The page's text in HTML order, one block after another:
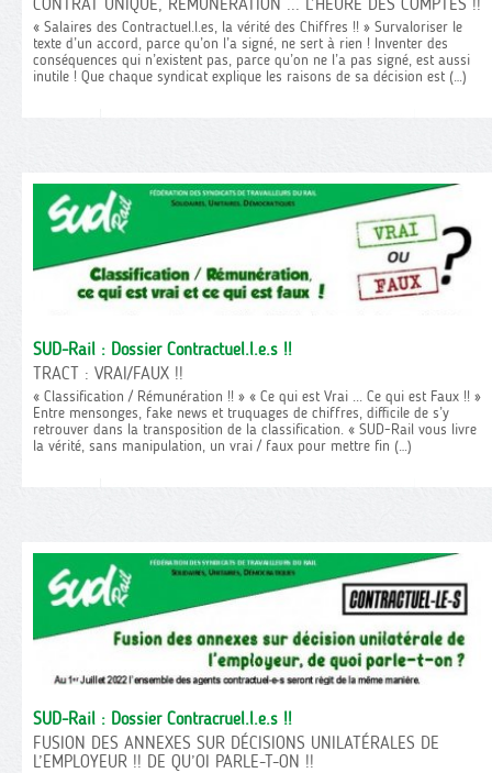
« Salaires des Contractuel.l.es, la vérité des Chiffres !! » Survaloriser le
texte d’un accord, parce qu’on l’a signé, ne sert à rien ! Inventer des
conséquences qui n’existent pas, parce qu’on ne l’a pas signé, est aussi
inutile ! Que chaque syndicat explique les raisons de sa décision est (…)
SUD-Rail : Dossier Contractuel.l.e.s !!
TRACT : VRAI/FAUX !!
« Classification / Rémunération !! » « Ce qui est Vrai ... Ce qui est Faux !! »
Entre mensonges, fake news et truquages de chiffres, difficile de s’y
retrouver dans la transposition de la classification. « SUD-Rail vous livre
la vérité, sans manipulation, un vrai / faux pour mettre fin (…)
SUD-Rail : Dossier Contracruel.l.e.s !!
FUSION DES ANNEXES SUR DÉCISIONS UNILATÉRALES DE
L’EMPLOYEUR !! DE QU’OI PARLE-T-ON !!